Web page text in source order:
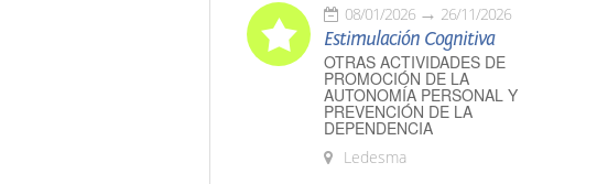
08/01/2026 26/11/2026
Estimulación Cognitiva
OTRAS ACTIVIDADES DE
PROMOCIÓN DE LA
AUTONOMÍA PERSONAL Y
PREVENCIÓN DE LA
DEPENDENCIA
Ledesma